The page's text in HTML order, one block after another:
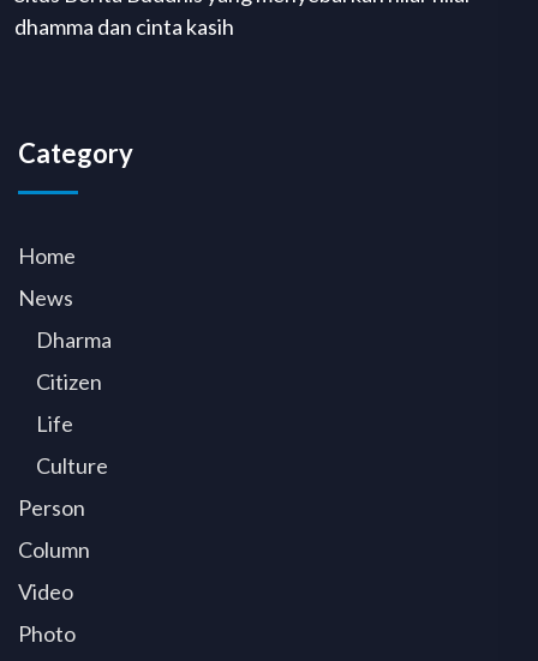
dhamma dan cinta kasih
Category
Home
News
Dharma
Citizen
Life
Culture
Person
Column
Video
Photo